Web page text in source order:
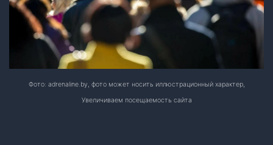
Фото: adrenaline.by, фото может носить иллюстрационный характер,
Увеличиваем посещаемость сайта